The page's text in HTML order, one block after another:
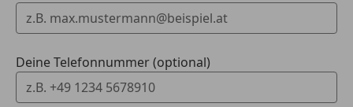
Deine Telefonnummer (optional)